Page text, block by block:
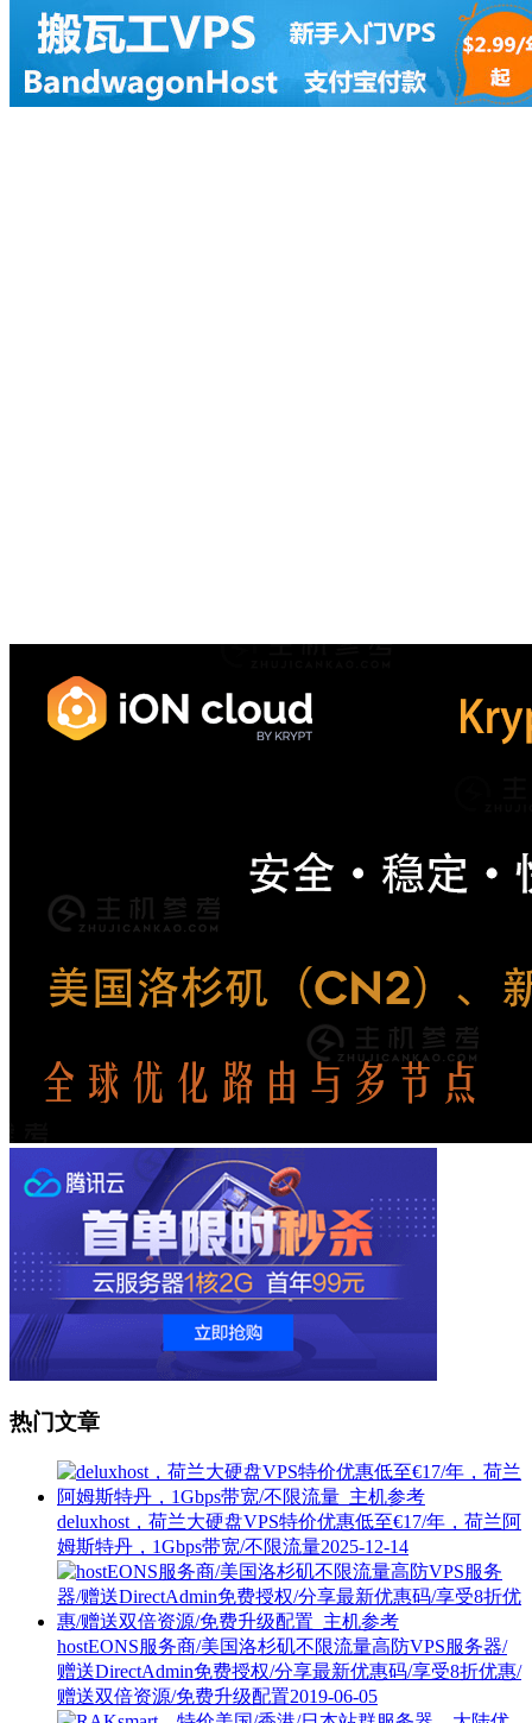
热门文章
deluxhost，荷兰大硬盘VPS特价优惠低至€17/年，荷兰阿
姆斯特丹，1Gbps带宽/不限流量2025-12-14
hostEONS服务商/美国洛杉矶不限流量高防VPS服务器/
赠送DirectAdmin免费授权/分享最新优惠码/享受8折优惠/
赠送双倍资源/免费升级配置2019-06-05